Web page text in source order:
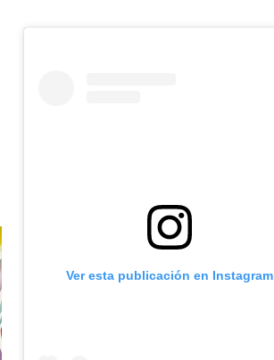
Ver esta publicación en Instagram